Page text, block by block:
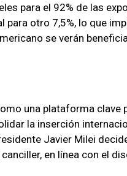
para el 92% de las
otro 7,5%, lo que
se verán
una plataforma clave
la inserción
Javier Milei
en línea con el